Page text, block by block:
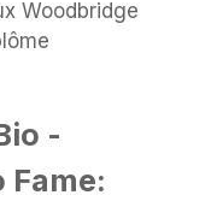
Woodbridge
-
Fame: